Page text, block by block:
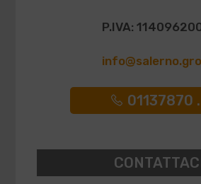
P.IVA:
01137870